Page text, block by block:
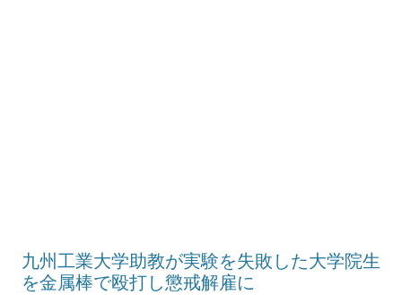
九州工業大学助教が実験を失敗した大学院生
を金属棒で殴打し懲戒解雇に